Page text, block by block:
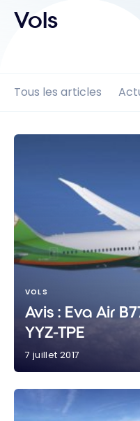
Vols
Tous les articles
VOLS
Avis : Eva Air
YYZ-TPE
7 juillet 2017